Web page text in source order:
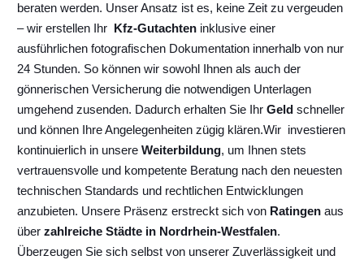
beraten werden. Unser Ansatz ist es, keine Zeit zu vergeuden
– wir erstellen Ihr Kfz-Gutachten inklusive einer
ausführlichen fotografischen Dokumentation innerhalb von nur
24 Stunden. So können wir sowohl Ihnen als auch der
gönnerischen Versicherung die notwendigen Unterlagen
umgehend zusenden. Dadurch erhalten Sie Ihr Geld schneller
und können Ihre Angelegenheiten zügig klären.Wir investieren
kontinuierlich in unsere Weiterbildung, um Ihnen stets
vertrauensvolle und kompetente Beratung nach den neuesten
technischen Standards und rechtlichen Entwicklungen
anzubieten. Unsere Präsenz erstreckt sich von Ratingen aus
über zahlreiche Städte in Nordrhein-Westfalen.
Überzeugen Sie sich selbst von unserer Zuverlässigkeit und